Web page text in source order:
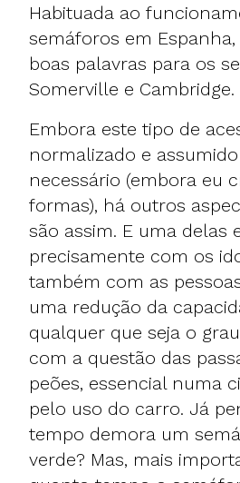
Habituada ao
semáforos em
boas palavras para os
Somerville e Cambridge.
Embora este tipo de
normalizado e
necessário (embora eu
formas), há outros
são assim. E uma delas
precisamente com os
também com as
uma redução da
qualquer que seja o
com a questão das
peões, essencial numa
pelo uso do carro. Já
tempo demora um
verde? Mas, mais